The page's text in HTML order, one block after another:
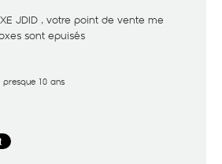
JDID , votre point de vente me
sont epuisés
10 ans